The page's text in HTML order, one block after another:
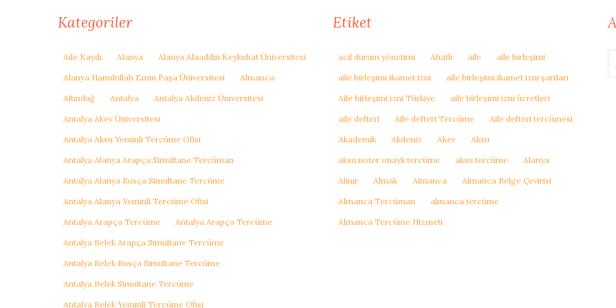
Kategoriler
Aile Kaydı Alanya
Alanya Alaaddin Keykubat Üniversitesi
Alanya Hamdullah Emin Paşa Üniversitesi
Almanca
Altındağ
Antalya
Antalya Akdeniz Üniversitesi
Antalya Akev Üniversitesi
Antalya Aksu Yeminli Tercüme Ofisi
Antalya Alanya Arapça Simultane Tercüman
Antalya Alanya Rusça Simultane Tercüme
Antalya Alanya Yeminli Tercüme Ofisi
Antalya Arapça Tercüme
Antalya Arapça Tercüme
Antalya Belek Arapça Simultane Tercüme
Antalya Belek Rusça Simultane Tercüme
Antalya Belek Simultane Tercüme
Antalya Belek Yeminli Tercüme Ofisi
Etiket
acil durum yönetimi Ahatlı aile
aile birleşimi
aile birleşimi ikamet izni
aile birleşimi ikamet izni şartları
Aile birleşimi izni Türkiye
aile birleşimi izni ücretleri
aile defteri
Aile defteri Tercüme
Aile defteri tercümesi
Akademik
Akdeniz Akev
Aksu
aksu noter onaylı tercüme
aksu tercüme
Alanya
Alınır
Almak Almanca
Almanca Belge Çevirisi
Almanca Tercüman
almanca tercüme
Almanca Tercüme Hizmeti